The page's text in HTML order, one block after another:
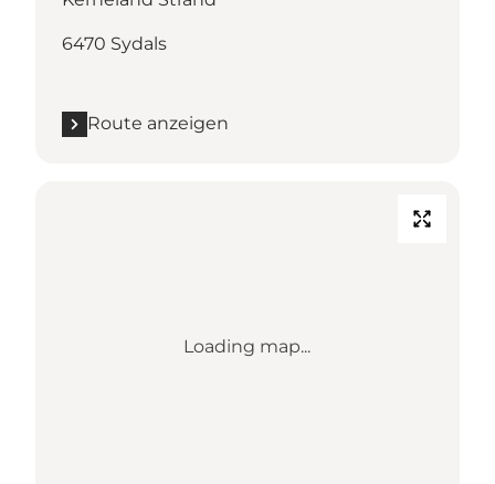
6470 Sydals
Route anzeigen
Loading map...